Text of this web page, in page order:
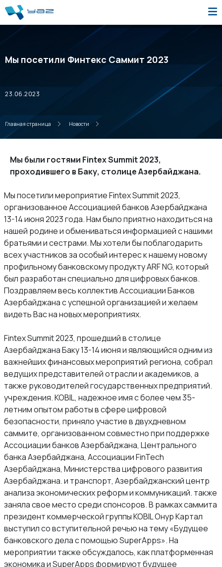
Мы посетили Финтекс Саммит 2023
23.06.2023
Главная страница Новости
Мы были гостями Fintex Summit 2023,
проходившего в Баку, столице Азербайджана.
Мы посетили мероприятие Fintex Summit 2023,
организованное Ассоциацией банков Азербайджана
13-14 июня 2023 года. Нам было приятно находиться на
нашей родине и обмениваться информацией с нашими
братьями и сестрами. Мы хотели бы поблагодарить
всех участников за особый интерес к нашему новому
профильному банковскому продукту ARF NG, который
был разработан специально для цифровых банков.
Поздравляем весь коллектив Ассоциации Банков
Азербайджана с успешной организацией и желаем
видеть Вас на новых мероприятиях.
Fintex Summit 2023, прошедший в столице
Азербайджана Баку 13-14 июня и являющийся одним из
важнейших финансовых мероприятий региона, собрал
ведущих представителей отрасли и академиков, а
также руководителей государственных предприятий.
учреждения. KOBIL, надежное имя с более чем 35-
летним опытом работы в сфере цифровой
безопасности, приняло участие в двухдневном
саммите, организованном совместно при поддержке
Ассоциации банков Азербайджана, Центрального
банка Азербайджана, Ассоциации FinTech
Азербайджана, Министерства цифрового развития
Азербайджана. и транспорт, Азербайджанский центр
анализа экономических реформ и коммуникаций. также
заняла свое место среди спонсоров. В рамках саммита
президент коммерческой группы KOBIL Онур Картал
выступил со вступительной речью на тему «Будущее
банковского дела с помощью SuperApps». На
мероприятии также обсуждалось, как платформенная
экономика и SuperApps формируют будущее